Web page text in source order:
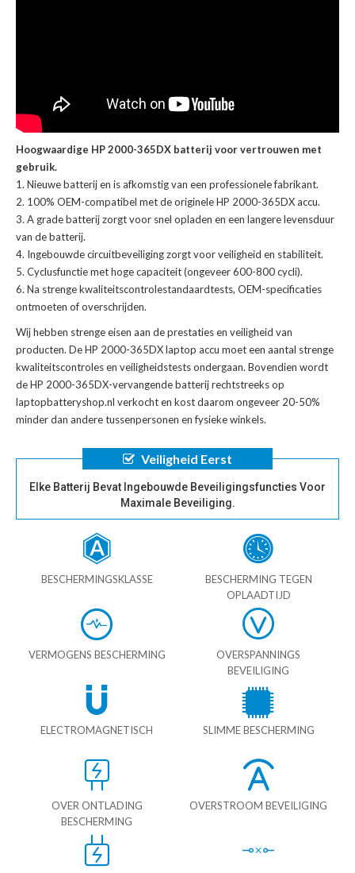
Hoogwaardige HP 2000-365DX batterij voor vertrouwen met
gebruik.
Nieuwe batterij en is afkomstig van een professionele fabrikant.
100% OEM-compatibel met deoriginele HP 2000-365DX accu.
A grade batterij zorgt voor snel opladen en een langere levensduur
van de batterij.
Ingebouwde circuitbeveiliging zorgt voor veiligheid en stabiliteit.
Cyclusfunctie met hoge capaciteit (ongeveer 600-800 cycli).
Na strenge kwaliteitscontrolestandaardtests, OEM-specificaties
ontmoeten of overschrijden.
Wij hebben strenge eisen aan de prestaties en veiligheid van
producten. DeHP 2000-365DX laptop accu moet een aantal strenge
kwaliteitscontroles en veiligheidstests ondergaan. Bovendien wordt
deHP 2000-365DX-vervangende batterijrechtstreeks op
laptopbatteryshop.nl verkocht en kost daarom ongeveer 20-50%
minder dan andere tussenpersonen en fysieke winkels.
Veiligheid Eerst
Elke Batterij Bevat Ingebouwde Beveiligingsfuncties Voor
Maximale Beveiliging.
BESCHERMINGSKLASSE
BESCHERMING TEGEN
OPLAADTIJD
VERMOGENS BESCHERMING
OVERSPANNINGS
BEVEILIGING
ELECTROMAGNETISCH SLIMME BESCHERMING
OVER ONTLADING
BESCHERMING
OVERSTROOM BEVEILIGING